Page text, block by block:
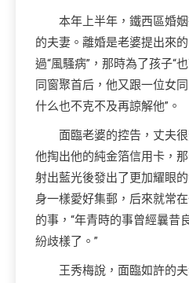
本年上半年，鐵西區婚
的夫妻。離婚是老婆提出來
過“風騷病”，那時為了孩子“
同窗聚首后，他又跟一位女
什么也不克不及再諒解他”。
面臨老婆的控告，丈夫
他掏出他的純金箔信用卡，
射出藍光後發出了更加耀眼
身一樣愛好集郵，后來就常
的事，“年青時的事曾經曩昔
紛歧樣了。”
王秀梅說，面臨如許的